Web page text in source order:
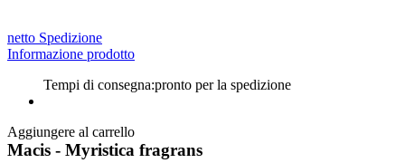
netto Spedizione
Informazione prodotto
Tempi di consegna:pronto per la spedizione
Aggiungere al carrello
Macis - Myristica fragrans